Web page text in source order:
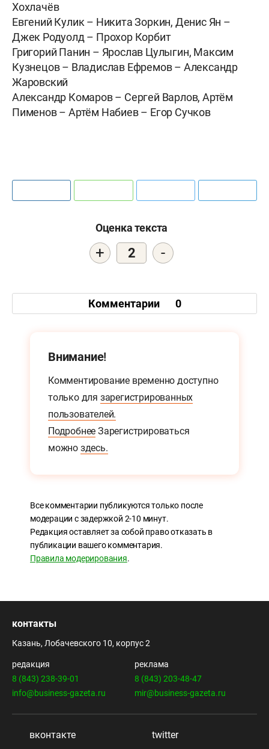
Хохлачёв
Евгений Кулик – Никита Зоркин, Денис Ян –
Джек Родуолд – Прохор Корбит
Григорий Панин – Ярослав Цулыгин, Максим
Кузнецов – Владислав Ефремов – Александр
Жаровский
Александр Комаров – Сергей Варлов, Артём
Пименов – Артём Набиев – Егор Сучков
Оценка текста
+ 2 -
Комментарии 0
Внимание!
Комментирование временно доступно
только для зарегистрированных
пользователей.
Подробнее Зарегистрироваться
можно здесь.
Все комментарии публикуются только после
модерации с задержкой 2-10 минут.
Редакция оставляет за собой право отказать в
публикации вашего комментария.
Правила модерирования.
контакты
Казань, Лобачевского 10, корпус 2
редакция
8 (843) 238-39-01
info@business-gazeta.ru
реклама
8 (843) 203-48-47
mir@business-gazeta.ru
вконтакте
twitter